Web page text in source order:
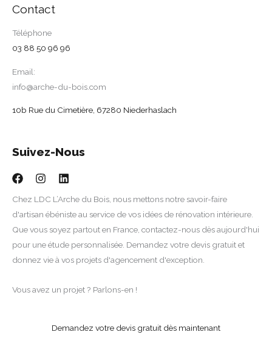
Contact
Téléphone
03 88 50 96 96
Email:
info@arche-du-bois.com
10b Rue du Cimetière, 67280 Niederhaslach
Suivez-Nous
Chez LDC L’Arche du Bois, nous mettons notre savoir-faire
d'artisan ébéniste au service de vos idées de rénovation intérieure.
Que vous soyez partout en France, contactez-nous dès aujourd'hui
pour une étude personnalisée. Demandez votre devis gratuit et
donnez vie à vos projets d'agencement d'exception.
Vous avez un projet ? Parlons-en !
Demandez votre devis gratuit dès maintenant